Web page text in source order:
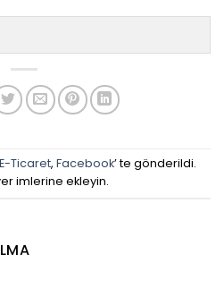
E-Ticaret, Facebook’ te gönderildi.
imlerine ekleyin.